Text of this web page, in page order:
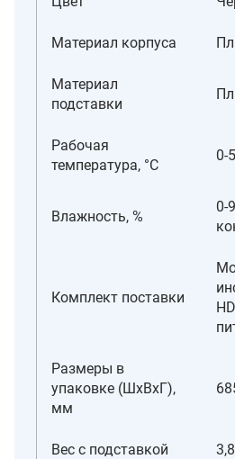
Материал корпуса
Материал
подставки
Рабочая
температура, °C
0-
Влажность, %
0-
Комплект поставки
Размеры в
упаковке (ШxВxГ),
мм
Вес с подставкой